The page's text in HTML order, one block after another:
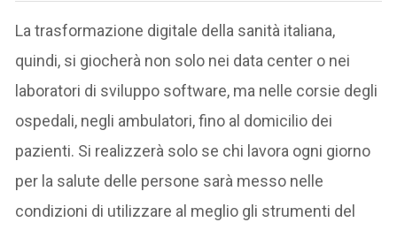
La trasformazione digitale della sanità italiana,
quindi, si giocherà non solo nei data center o nei
laboratori di sviluppo software, ma nelle corsie degli
ospedali, negli ambulatori, fino al domicilio dei
pazienti. Si realizzerà solo se chi lavora ogni giorno
per la salute delle persone sarà messo nelle
condizioni di utilizzare al meglio gli strumenti del